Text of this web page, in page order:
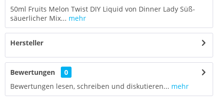
50ml Fruits Melon Twist DIY Liquid von Dinner Lady Süß-
säuerlicher Mix... mehr
Hersteller
Bewertungen
0
Bewertungen lesen, schreiben und diskutieren... mehr